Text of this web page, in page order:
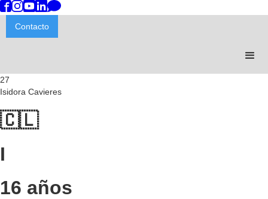
Contacto
27
Isidora Cavieres
🇨🇱
I
16 años